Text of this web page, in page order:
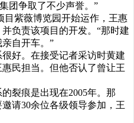
团争取了不少声誉。”
紫薇博览园开始运作，王惠
负责该项目的开发。“那时建
自开车。”
好。在接受记者采访时黄建
民担当。但他否认了曾让王
裂痕是出现在2005年。那
请30余位各级领导参加，王